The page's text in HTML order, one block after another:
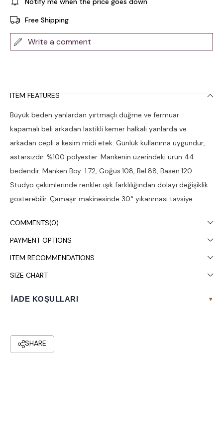
Free Shipping
Write a comment
ITEM FEATURES
Büyük beden yanlardan yırtmaçlı düğme ve fermuar
kapamalı beli arkadan lastikli kemer halkalı yanlarda ve
arkadan cepli a kesim midi etek. Günlük kullanıma uygundur,
astarsızdır. %100 polyester. Mankenin üzerindeki ürün 44
bedendir. Manken Boy: 1.72, Göğüs:108, Bel:88, Basen:120.
Stüdyo çekimlerinde renkler ışık farklılığından dolayı değişiklik
gösterebilir. Çamaşır makinesinde 30° yıkanması tavsiye
COMMENTS(0)
PAYMENT OPTIONS
ITEM RECOMMENDATIONS
SIZE CHART
İADE KOŞULLARI ▾